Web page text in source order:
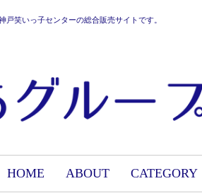
笑いっ子センターの総合販売サイトです。
HOME ABOUT CATEGORY